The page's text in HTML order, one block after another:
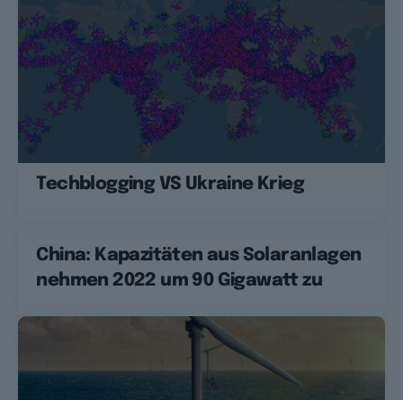
Techblogging VS Ukraine Krieg
China: Kapazitäten aus Solaranlagen
nehmen 2022 um 90 Gigawatt zu